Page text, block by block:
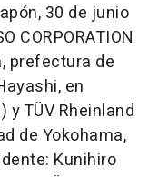
, 30 de junio
CORPORATION
prefectura de
en
y TÜV Rheinland
de Yokohama,
Kunihiro